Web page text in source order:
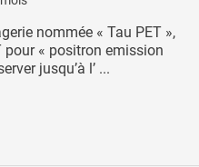
nommée « Tau PET »,
pour « positron emission
jusqu’à l’ ...